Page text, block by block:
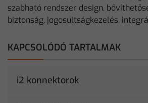
KAPCSOLÓDÓ TARTALMAK
i2 konnektorok
szabható rendszer design,
biztonság, jogosultságkezelés,